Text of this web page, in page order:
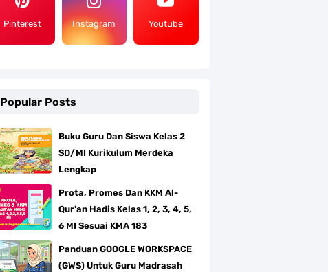
Pinterest Instagram Youtube
Popular Posts
Buku Guru Dan Siswa Kelas 2
SD/MI Kurikulum Merdeka
Lengkap
Prota, Promes Dan KKM Al-
Qur'an Hadis Kelas 1, 2, 3, 4, 5,
6 MI Sesuai KMA 183
Panduan GOOGLE WORKSPACE
(GWS) Untuk Guru Madrasah